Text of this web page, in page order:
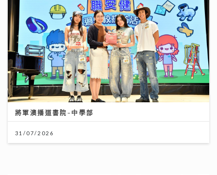
謝賢離世｜霆鋒發文：大家想起我父親 不用哭 他會覺得
不夠瀟灑